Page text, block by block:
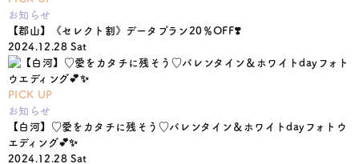
お知らせ
【郡山】《セレクト割》データプラン20％OFF❣️
2024.12.28 Sat
PICK UP
お知らせ
【白河】♡愛をカタチに残そう♡バレンタイン＆ホワイトdayフォトウ
エディング💕✨
2024.12.28 Sat